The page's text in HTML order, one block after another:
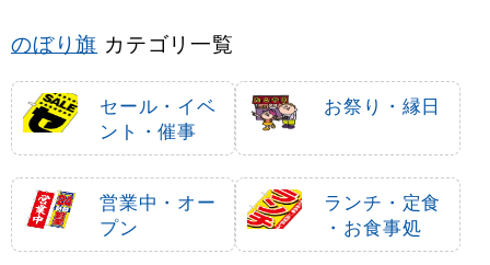
のぼり旗 カテゴリ一覧
セール・イベ
ント・催事
お祭り・縁日
営業中・オー
プン
ランチ・定食
・お食事処